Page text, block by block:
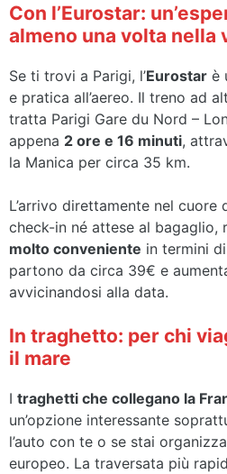
Con l’Eurostar:
almeno una volta nella
Se ti trovi a Parigi, l’Eurostar è
e pratica all’aereo. Il treno ad
tratta Parigi Gare du Nord –
appena 2 ore e 16 minuti,
la Manica per circa 35 km.
L’arrivo direttamente nel cuore
check-in né attese al bagaglio,
molto conveniente in termini
partono da circa 39€ e
avvicinandosi alla data.
In traghetto: per chi
il mare
I traghetti che collegano la
un’opzione interessante
l’auto con te o se stai
europeo. La traversata più